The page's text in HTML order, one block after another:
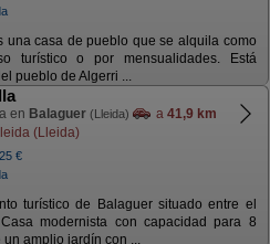
una casa de pueblo que se alquila como
turístico o por mensualidades. Está
pueblo de Algerri ...
en Balaguer (Lleida) a 41,9 km
(Lleida)
25 €
turístico de Balaguer situado entre el
modernista con capacidad para 8
amplio jardín con ...